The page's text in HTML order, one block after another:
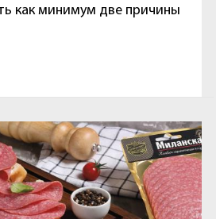
как минимум две причины